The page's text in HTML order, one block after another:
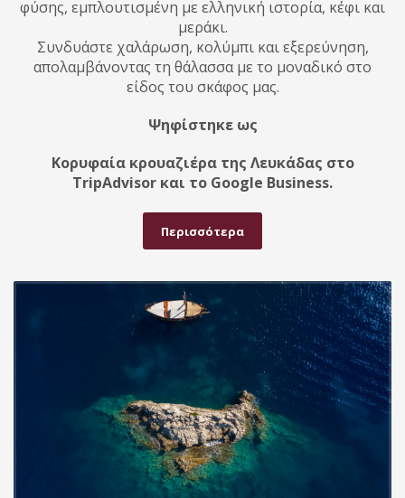
φύσης, εμπλουτισμένη με ελληνική ιστορία, κέφι και
μεράκι.
Συνδυάστε χαλάρωση, κολύμπι και εξερεύνηση,
απολαμβάνοντας τη θάλασσα με το μοναδικό στο
είδος του σκάφος μας.
Ψηφίστηκε ως
Κορυφαία κρουαζιέρα της Λευκάδας στο
TripAdvisor και το Google Business.
Περισσότερα